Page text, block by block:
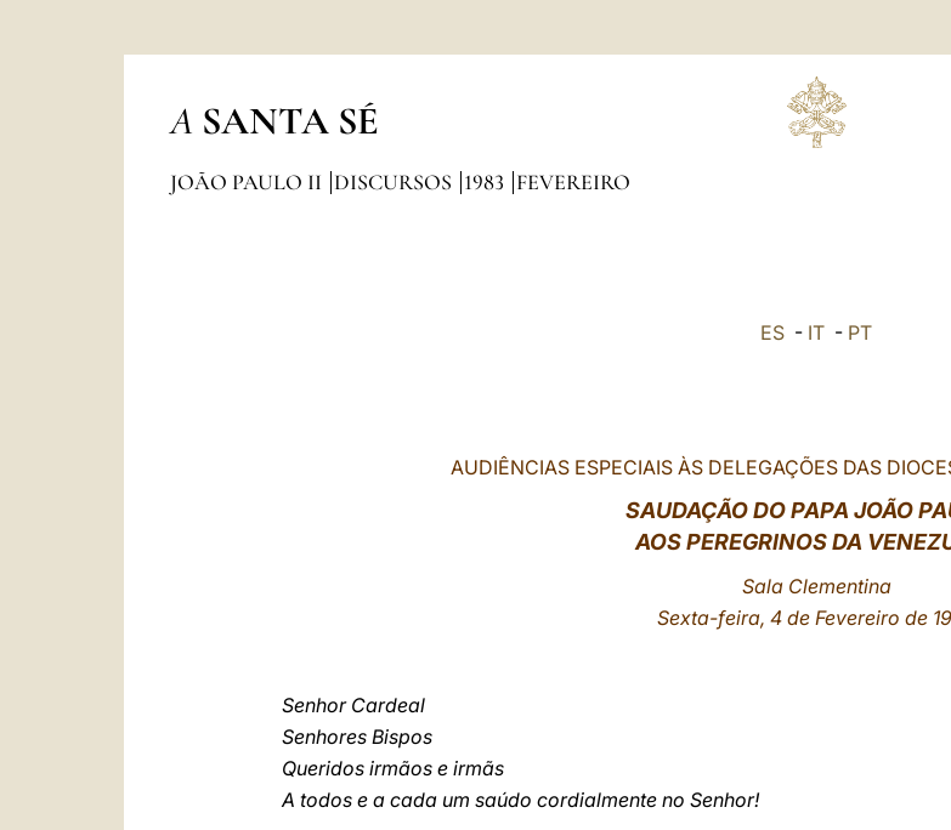
A SANTA SÉ
JOÃO PAULO II DISCURSOS 1983 FEVEREIRO
ES - IT - PT
AUDIÊNCIAS ESPECIAIS ÀS DELEGAÇÕES DAS
SAUDAÇÃO DO PAPA JOÃO
AOS PEREGRINOS DA
Sala Clementina
Sexta-feira, 4 de Fevereiro de
Senhor Cardeal
Senhores Bispos
Queridos irmãos e irmãs
A todos e a cada um saúdo cordialmente no Senhor!